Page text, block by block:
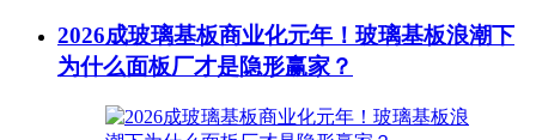
2026成玻璃基板商业化元年！玻璃基板浪潮下
为什么面板厂才是隐形赢家？